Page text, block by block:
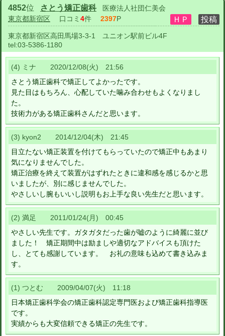
4852位 さとう矯正歯科
医療法人社団仁美会
東京都新宿区 口コミ 4件 2397P
東京都新宿区高田馬場3-3-1 ユニオン駅前ビル4F
tel:03-5386-1180
(4) ミナ 2020/12/08(火) 21:56
さとう矯正歯科で矯正してよかったです。
見た目はもちろん、心配していた噛み合わせもよくなりまし
た。
技術力がある矯正歯科さんだと思います。
(3) kyon2 2014/12/04(木) 21:45
目立たない矯正装置を付けてもらっていたので矯正中もあまり
気になりませんでした。
矯正治療を終えて装置がはずれたときに違和感を感じるかと思
いましたが、別に感じませんでした。
やさしいし腕もいいし説明もお上手な良い先生だと思います。
(2) 満足 2011/01/24(月) 00:45
やさしい先生です。ガタガタだった歯が嘘のように綺麗に並び
ました！ 矯正期間中は励ましや適切なアドバイスも頂けた
し、とても感謝しています。 お礼の意味も込めて書き込みま
す。
(1) つとむ 2009/04/07(火) 11:18
日本矯正歯科学会の矯正歯科認定専門医および矯正歯科指導医
です。
実績からも大変信頼できる矯正の先生です。